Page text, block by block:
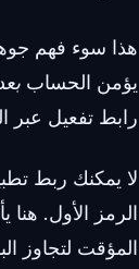
يؤمن الحساب
رابط تفعيل عبر
المؤقت لتجاوز